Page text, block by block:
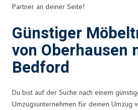
Partner an deiner Seite!
Günstiger
von Oberhausen
Bedford
Du bist auf der Suche nach einem
Umzugsunternehmen für deinen Umzug